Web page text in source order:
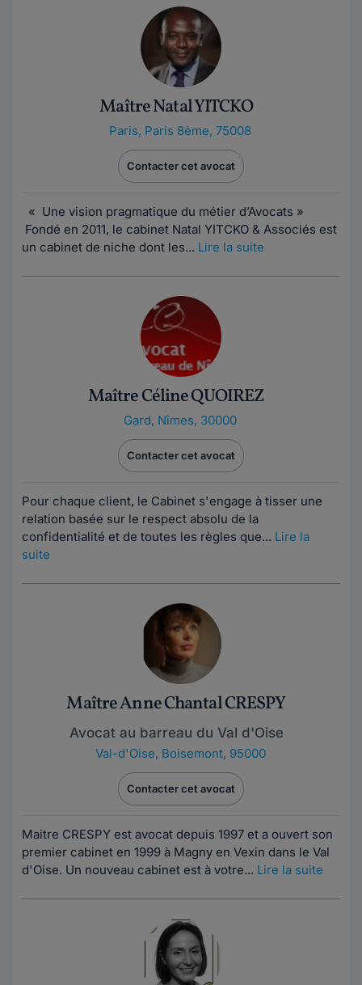
Maître Natal YITCKO
Paris, Paris 8ème, 75008
Contacter cet avocat
« Une vision pragmatique du métier d’Avocats »
Fondé en 2011, le cabinet Natal YITCKO & Associés est
un cabinet de niche dont les... Lire la suite
Maître Céline QUOIREZ
Gard, Nîmes, 30000
Contacter cet avocat
Pour chaque client, le Cabinet s'engage à tisser une
relation basée sur le respect absolu de la
confidentialité et de toutes les règles que... Lire la
suite
Maître Anne Chantal CRESPY
Avocat au barreau du Val d'Oise
Val-d'Oise, Boisemont, 95000
Contacter cet avocat
Maitre CRESPY est avocat depuis 1997 et a ouvert son
premier cabinet en 1999 à Magny en Vexin dans le Val
d'Oise. Un nouveau cabinet est à votre... Lire la suite